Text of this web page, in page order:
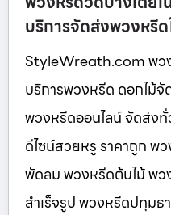
บริการจัดส่งพวงหรี
StyleWreath.com พว
บริการพวงหรีด ดอกไม้
พวงหรีดออนไลน์ จัดส่ง
ดีไซน์สวยหรู ราคาถูก พ
พัดลม พวงหรีดต้นไม้ พว
สำเร็จรูป พวงหรีดปทุม